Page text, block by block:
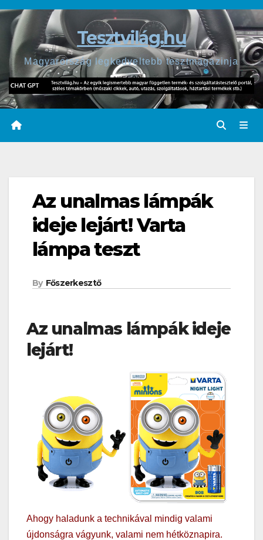
Skip
content
Tesztvilág.hu
Magyarország legkedveltebb tesztmagazinja
Az unalmas lámpák
ideje lejárt! Varta
lámpa teszt
By Főszerkesztő
Az unalmas lámpák ideje
lejárt!
Ahogy haladunk a technikával mindig valami
újdonságra vágyunk, valami nem hétköznapira.